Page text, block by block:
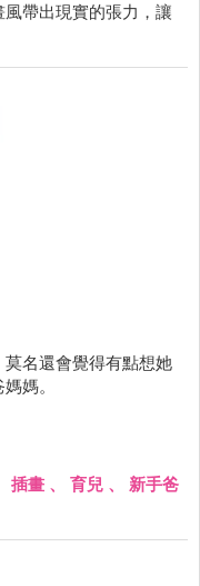
帶出現實的張力，讓
名還會覺得有點想她
媽。
插畫 、 育兒 、 新手爸